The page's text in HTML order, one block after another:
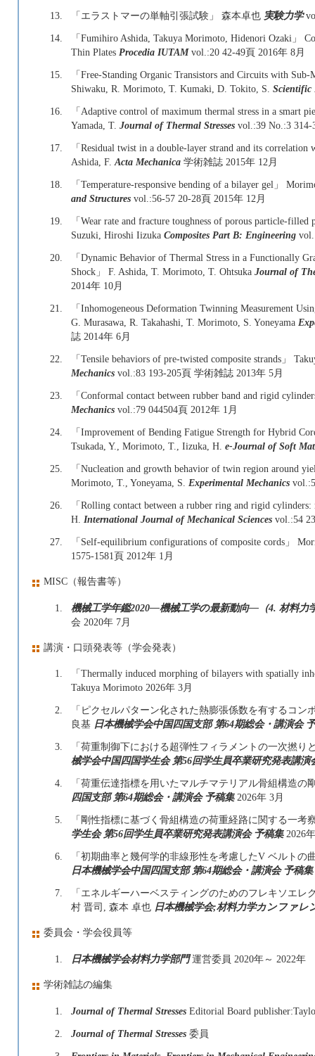
13.
「エラストマーの単軸引張試験」 森本卓也 実験力学
14.
「Fumihiro Ashida, Takuya Morimoto, Hidenori Ozaki」
Thin Plates Procedia IUTAMvol.:20 42-49頁 2016年 8月
15.
「Free-Standing Organic Transistors and Circuits with
Shiwaku, R. Morimoto, T. Kumaki, D. Tokito, S. Scientific
16.
「Adaptive control of maximum thermal stress in a smart
Yamada, T. Journal of Thermal Stresses vol.:39 No.:3
17.
「Residual twist in a double-layer strand and its
Ashida, F. Acta Mechanica 学術雑誌 2015年 12月
18.
「Temperature-responsive bending of a bilayer gel」
and Structures vol.:56-57 20-28頁 2015年 12月
19.
「Wear rate and fracture toughness of porous particle-
Suzuki, Hiroshi Iizuka Composites Part B: Engineering
20.
「Dynamic Behavior of Thermal Stress in a Functionally
Shock」 F. Ashida, T. Morimoto, T. Ohtsuka Journal of
2014年 10月
21.
「Inhomogeneous Deformation Twinning Measurement
G. Murasawa, R. Takahashi, T. Morimoto, S. Yoneyama
誌 2014年 6月
22.
「Tensile behaviors of pre-twisted composite strands」
Mechanics vol.:83 193-205頁 学術雑誌 2013年 5月
23.
「Conformal contact between rubber band and rigid
Mechanics vol.:79 044504頁 2012年 1月
24.
「Improvement of Bending Fatigue Strength for Hybrid
Tsukada, Y., Morimoto, T., Iizuka, H. e-Journal of Soft
25.
「Nucleation and growth behavior of twin region around
Morimoto, T., Yoneyama, S. Experimental Mechanics
26.
「Rolling contact between a rubber ring and rigid
H. International Journal of Mechanical Sciences vol.:54
27.
「Self-equilibrium configurations of composite cords」
1575-1581頁 2012年 1月
MISC（報告書等）
1.
機械工学年鑑2020—機械工学の最新動向—（4. 材料力
会 2020年 7月
講演・口頭発表等（学会発表）
1.
「Thermally induced morphing of bilayers with spatially
Takuya Morimoto 2026年 3月
2.
「ピクセルパターン化された熱膨張係数を有するコ
良基 日本機械学会中国四国支部 第64期総会・講演会
3.
「荷重制御下における超弾性フィラメントの一次撚
械学会中国四国学生会 第56回学生員卒業研究発表講演
4.
「荷重伝達指標を用いたマルチマテリアル骨組構造
四国支部 第64期総会・講演会 予稿集2026年 3月
5.
「剛性指標に基づく骨組構造の荷重経路に関する一
学生会 第56回学生員卒業研究発表講演会 予稿集2026
6.
「初期曲率と幾何学的非線形性を考慮したV ベルト
日本機械学会中国四国支部 第64期総会・講演会 予稿集
7.
「エネルギーハーベスティングのためのフレキソエ
村 晋司, 森本 卓也 日本機械学会;材料力学カンファレ
委員会・学会役員等
1. 日本機械学会材料力学部門運営委員 2020年～ 2022年
学術雑誌の編集
1. Journal of Thermal Stresses Editorial Board
2.
Journal of Thermal Stresses 委員